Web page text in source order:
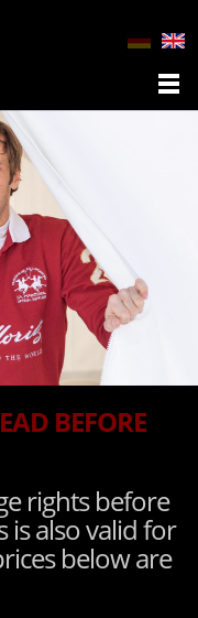
BEFORE
rights before
is also valid for
below are